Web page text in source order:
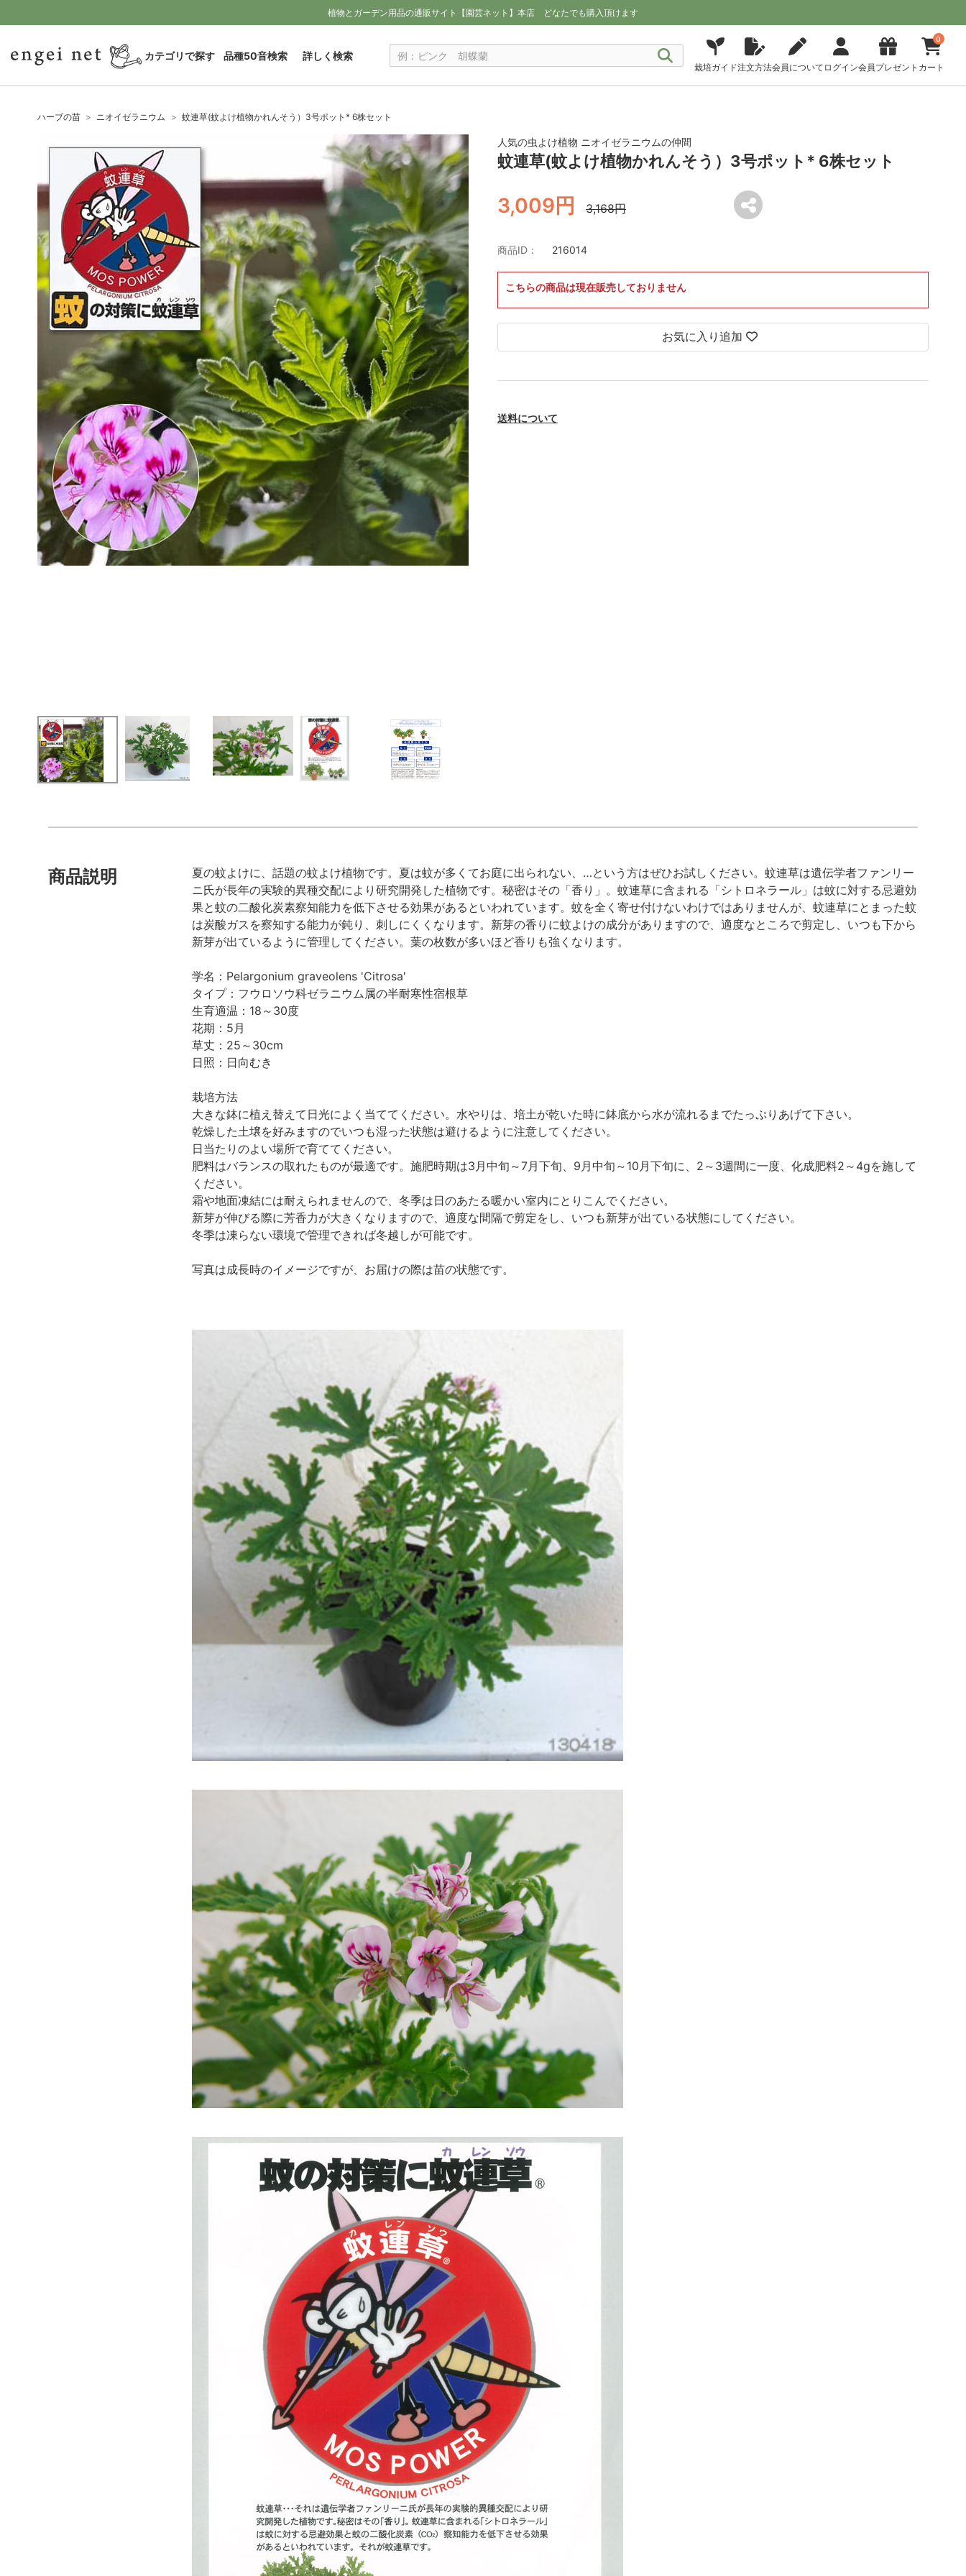
植物とガーデン用品の通販サイト【園芸ネット】本店 どなたでも購入頂けます
カテゴリで探す 品種50音検索 詳しく検索
栽培ガイド注文方法会員について ログイン会員プレゼント
0
カート
ハーブの苗 ニオイゼラニウム 蚊連草(蚊よけ植物かれんそう）3号ポット* 6株セット
人気の虫よけ植物 ニオイゼラニウムの仲間
蚊連草(蚊よけ植物かれんそう）3号ポット* 6株セット
3,009円 3,168円
商品ID： 216014
こちらの商品は現在販売しておりません
お気に入り追加
送料について
商品説明
夏の蚊よけに、話題の蚊よけ植物です。夏は蚊が多くてお庭に出られない、…という方はぜひお試しください。蚊連草は遺伝学者ファンリー
ニ氏が長年の実験的異種交配により研究開発した植物です。秘密はその「香り」。蚊連草に含まれる「シトロネラール」は蚊に対する忌避効
果と蚊の二酸化炭素察知能力を低下させる効果があるといわれています。蚊を全く寄せ付けないわけではありませんが、蚊連草にとまった蚊
は炭酸ガスを察知する能力が鈍り、刺しにくくなります。新芽の香りに蚊よけの成分がありますので、適度なところで剪定し、いつも下から
新芽が出ているように管理してください。葉の枚数が多いほど香りも強くなります。
学名：Pelargonium graveolens 'Citrosa'
タイプ：フウロソウ科ゼラニウム属の半耐寒性宿根草
生育適温：18～30度
花期：5月
草丈：25～30cm
日照：日向むき
栽培方法
大きな鉢に植え替えて日光によく当ててください。水やりは、培土が乾いた時に鉢底から水が流れるまでたっぷりあげて下さい。
乾燥した土壌を好みますのでいつも湿った状態は避けるように注意してください。
日当たりのよい場所で育ててください。
肥料はバランスの取れたものが最適です。施肥時期は3月中旬～7月下旬、9月中旬～10月下旬に、2～3週間に一度、化成肥料2～4gを施して
ください。
霜や地面凍結には耐えられませんので、冬季は日のあたる暖かい室内にとりこんでください。
新芽が伸びる際に芳香力が大きくなりますので、適度な間隔で剪定をし、いつも新芽が出ている状態にしてください。
冬季は凍らない環境で管理できれば冬越しが可能です。
写真は成長時のイメージですが、お届けの際は苗の状態です。